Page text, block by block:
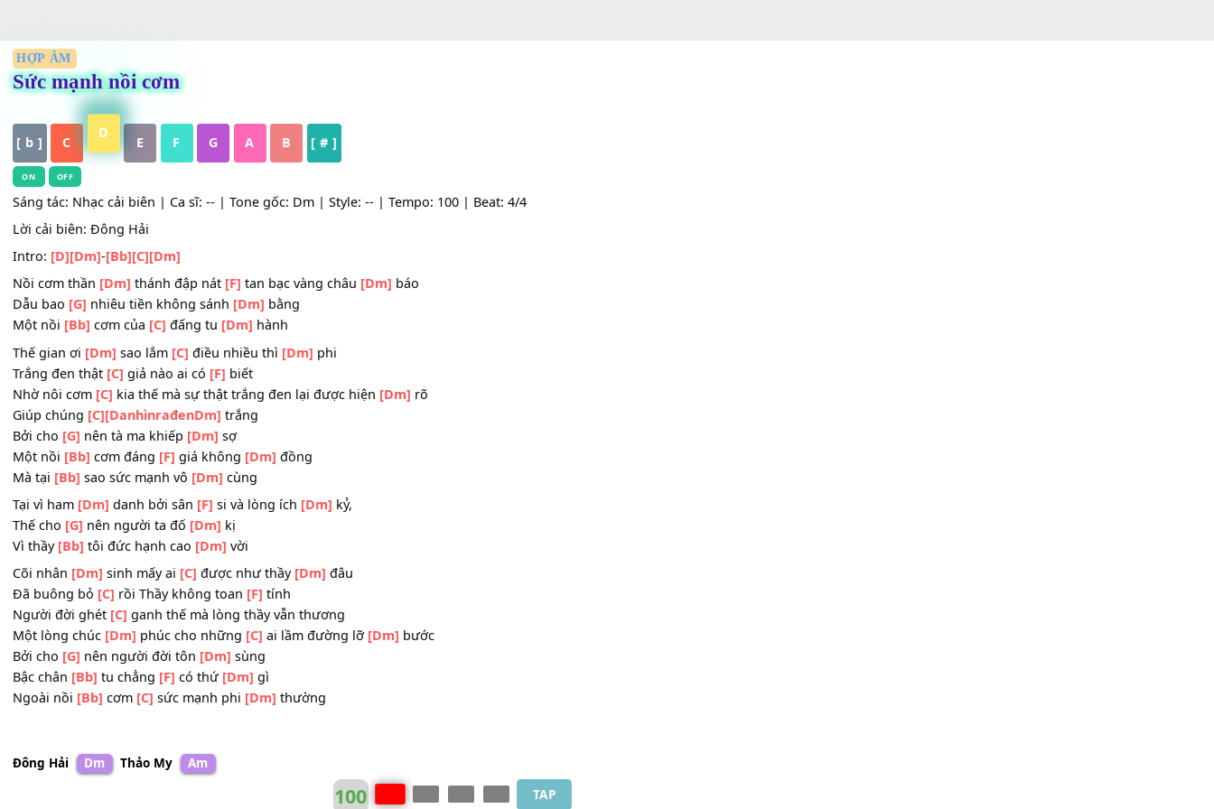
Sức mạnh nồi cơm
[ b ] C
D
E F G A B [ # ]
Sáng tác: Nhạc cải biên | Ca sĩ: -- | Tone gốc: Dm | Style: -- | Tempo: 100 | Beat: 4/4
Lời cải biên: Đông Hải
Intro:[D][Dm]-[Bb] [C][Dm]
Nồi cơm thần[Dm] thánh đập nát[F]tan bạc vàng châu
Dẫu bao [G]nhiêu tiền không sánh
Một nồi [Bb]cơm của [C] đấng tu [Dm] hành
Thế gian ơi[Dm]sao lắm[C]điều nhiều thì
Trắng đen thật[C]giả nào ai có[F]biết
Nhờ nôi cơm [C]kia thế mà sự thật trắng đen lại được hiện
Giúp chúng[C][DanhìnrađenDm] trắng
Bởi cho[G]nên tà ma khiếp[Dm]
Một nồi[Bb]cơm đáng[F] giá không
Mà tại[Bb]sao sức mạnh vô[Dm]cùng
Tại vì ham[Dm]danh bởi sân[F]si và lòng ích
Thế cho
[G]nên người ta đố[Dm] kị
Vì thầy[Bb]tôi đức hạnh cao[Dm]vời
Cõi nhân[Dm] sinh mấy ai[C]được như thầy
Đã buông bỏ[C]rồi Thầy không toan[F]tính
Một lòng chúc
phúc cho những
Bởi cho [G]nên người đời tôn